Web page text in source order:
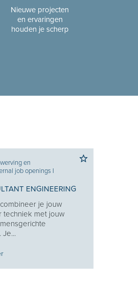
Nieuwe projecten
en ervaringen
houden je scherp
en
job openings I
ENGINEERING
je jouw
techniek met jouw
Je...